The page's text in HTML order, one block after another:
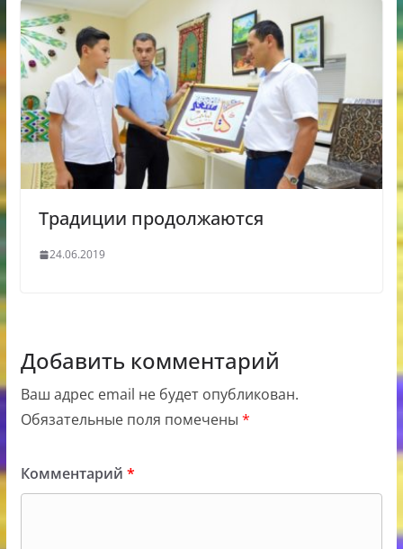
Традиции продолжаются
24.06.2019
Добавить комментарий
Ваш адрес email не будет опубликован.
Обязательные поля помечены *
Комментарий *